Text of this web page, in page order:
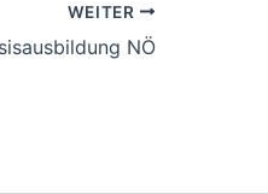
WEITER
NÖ